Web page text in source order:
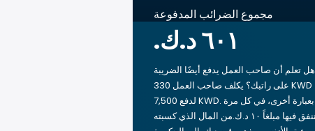
مجموع الضرائب المدفوعة
هل تعلم أن صاحب العمل يدفع أيضًا الضريبة
على راتبك؟ يكلف صاحب العمل 330 KWD
لدفع 7,500 KWD. بعبارة أخرى، في كل مرة
تنفق فيها مبلغاً ‏١٠ د.ك.‏من المال الذي كسبته